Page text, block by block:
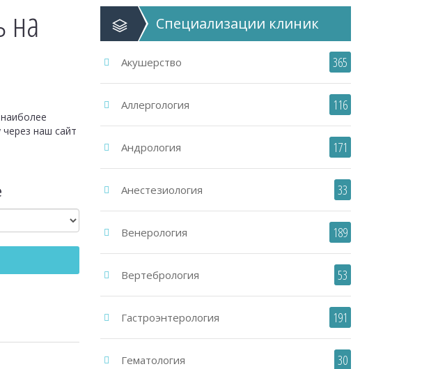
на
наш сайт
Специализации клиник
Акушерство 365
Аллергология 116
Андрология 171
Анестезиология 33
Венерология 189
Вертебрология 53
Гастроэнтерология 191
Гематология 30